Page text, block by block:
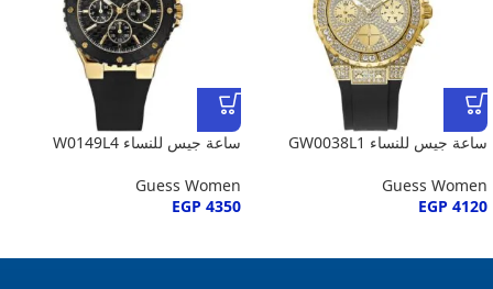
ساعة جيس للنساء GW0038L1
Guess Women
EGP 4120
ساعة جيس للنساء W0149L4
Guess Women
EGP 4350